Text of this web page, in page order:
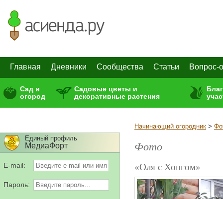
Главная Дневники Сообщества Статьи Вопрос-
Сад и
огород
Садовые цветы и
декоративные растения
Начинающий огородник >
Фото
«Оля с Хонгом»
Единый профиль
МедиаФорт
E-mail:
Пароль: